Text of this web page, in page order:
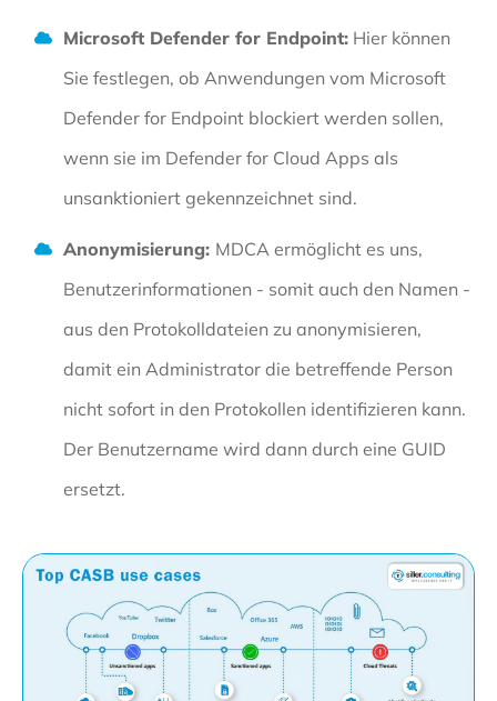
Microsoft Defender for Endpoint: Hier können
Sie festlegen, ob Anwendungen vom Microsoft
Defender for Endpoint blockiert werden sollen,
wenn sie im Defender for Cloud Apps als
unsanktioniert gekennzeichnet sind.
Anonymisierung: MDCA ermöglicht es uns,
Benutzerinformationen - somit auch den Namen -
aus den Protokolldateien zu anonymisieren,
damit ein Administrator die betreffende Person
nicht sofort in den Protokollen identifizieren kann.
Der Benutzername wird dann durch eine GUID
ersetzt.